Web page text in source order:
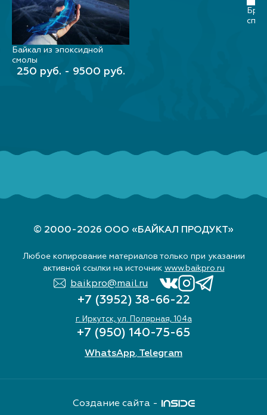
ВЫБЕРИТЕ ПАРАМЕТРЫ
Байкал из эпоксидной
смолы
250 руб. - 9500 руб.
© 2000-2026 ООО «БАЙКАЛ ПРОДУКТ»
Любое копирование материалов только при указании
активной ссылки на источник www.baikpro.ru
baikpro@mail.ru
+7 (3952) 38-66-22
г. Иркутск, ул. Полярная, 104а
+7 (950) 140-75-65
WhatsApp, Telegram
Создание сайта -